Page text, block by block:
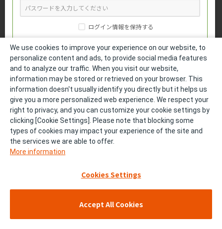
We use cookies to improve your experience on our website, to
personalize content and ads, to provide social media features
and to analyze our traffic. When you visit our website,
information may be stored or retrieved on your browser. This
information doesn't usually identify you directly but it helps us
give you a more personalized web experience. We respect your
right to privacy, and you can customize your cookie settings by
clicking [Cookie Settings]. Please note that blocking some
types of cookies may impact your experience of the site and
the services we are able to offer.
More information
Accept All Cookies
Cookies Settings
医療関係者の方は、製品基本情報と一部コンテンツをご覧いただけ
ます。
ログイン情報を保持する
パスワードをお忘れの方
medパスでログイン
DLinkでログイン